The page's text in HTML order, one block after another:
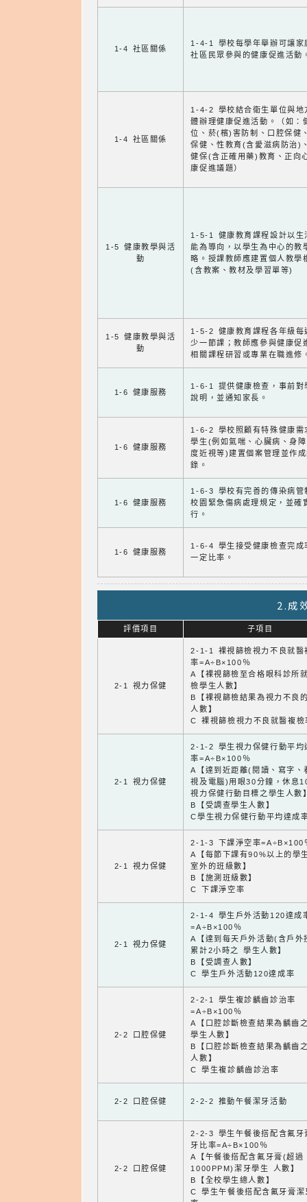
1-4 社區關係
1-4-1 學校每學年舉辦可讓家
社區民眾參與的健康促進活動
1-4 社區關係
1-4-2 學校結合衛生單位與地
體辦理健康促進活動。（如：
位、菸(檳)害防制、口腔保健
保健、性教育(含愛滋病防治)
健保(含正確用藥)教育、正向
康促進議題）
1-5 健康教學與活
動
1-5-1 健康教育課程設計以生
能為導向，以學生為中心的教
略。授課教師應建置個人教學
(含教案、教材及學習單等)
1-5 健康教學與活
動
1-5-2 健康教育課程各年級每
少一節課；教師應參與健康促
相關課程研習或專業在職進修
1-6 健康服務
1-6-1 提供健康檢查，事前對
說明，並通知家長。
1-6 健康服務
1-6-2 學校照顧有特殊健康需
學生(例如氣喘、心臟病、身
度近視等)建置個案管理並作
錄。
1-6 健康服務
1-6-3 學校有完善的傳染病管
校園緊急傷病處理規定，並確
行。
1-6 健康服務
1-6-4 學生接受健康檢查完成
一定比率。
2.成
評價項目 子項目
2-1 視力保健
2-1-1 裸視篩檢視力不良就醫
率=A÷B×100％
A【裸視篩檢至合格眼科診所
檢學生人數】
B【裸視篩檢結果為視力不良
人數】
C 裸視篩檢視力不良就醫複檢
2-1 視力保健
2-1-2 學生視力保健行動平均
率=A÷B×100％
A【達到近距離(閱讀、寫字、
視及電腦)用眼30分鐘，休息
視力保健行動目標之學生人數
B【受調查學生人數】
C學生視力保健行動平均達成
2-1 視力保健
2-1-3 下課淨空率=A÷B×100
A【每節下課有90%以上的學
室外的班級數】
B【施測班級數】
C 下課淨空率
2-1 視力保健
2-1-4 學生戶外活動120達成
=A÷B×100％
A【達到每天戶外活動(含戶外
累計2小時之 學生人數】
B【受調查人數】
C 學生戶外活動120達成率
2-2 口腔保健
2-2-1 學生複診齲齒診治率
=A÷B×100％
A【口腔診斷檢查結果為齲齒
學生人數】
B【口腔診斷檢查結果為齲齒
人數】
C 學生複診齲齒診治率
2-2 口腔保健 2-2-2 推動午餐潔牙活動
2-2 口腔保健
2-2-3 學生午餐後搭配含氟牙
牙比率=A÷B×100％
A【午餐後搭配含氟牙膏(超過
1000PPM)潔牙學生 人數】
B【全校學生總人數】
C 學生午餐後搭配含氟牙膏潔